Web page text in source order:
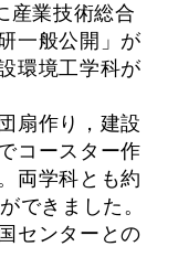
産業技術総合
一般公開」が
環境工学科が
扇作り，建設
コースター作
両学科とも約
できました。
センターとの